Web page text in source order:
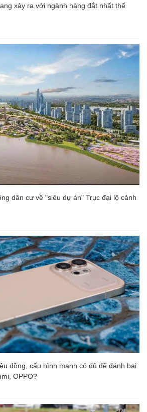
xảy ra với ngành hàng đắt nhất thế
dân cư về "siêu dự án" Trục đại lộ cảnh
đồng, cấu hình mạnh có đủ để đánh bại
OPPO?